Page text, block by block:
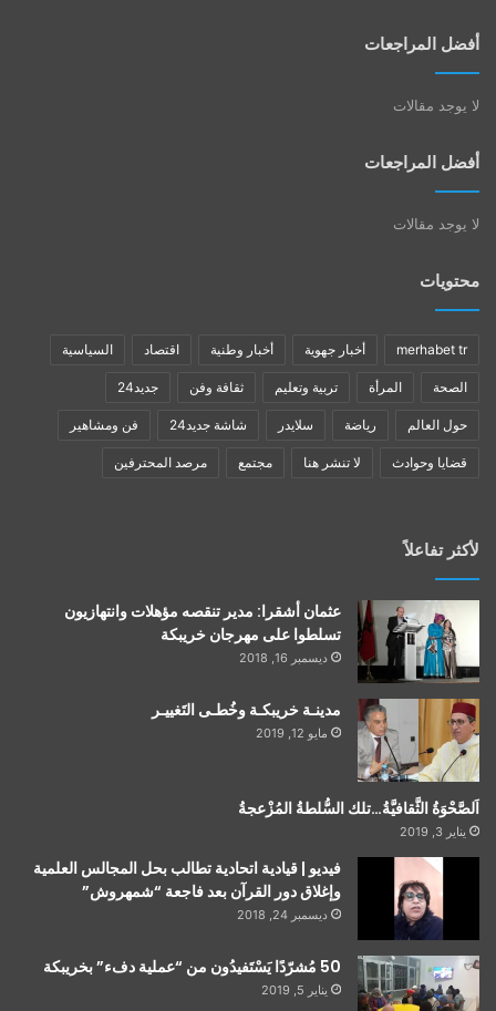
أفضل المراجعات
لا يوجد مقالات
أفضل المراجعات
لا يوجد مقالات
محتويات
merhabet tr أخبار جهوية أخبار وطنية اقتصاد السياسية
الصحة المرأة تربية وتعليم ثقافة وفن جديد24
حول العالم رياضة سلايدر شاشة جديد24 فن ومشاهير
قضايا وحوادث لا تنشر هنا مجتمع مرصد المحترفين
لأكثر تفاعلاً
عثمان أشقرا: مدير تنقصه مؤهلات وانتهازيون
تسلطوا على مهرجان خريبكة
ديسمبر 16, 2018
مدينـة خريبكـة وخُطـى التَغييـر
مايو 12, 2019
اَلصَّحْوَةُ الثَّقافيَّةُ…تلك السُّلطةُ المُزْعجةُ
يناير 3, 2019
فيديو | قيادية اتحادية تطالب بحل المجالس العلمية
وإغلاق دور القرآن بعد فاجعة “شمهروش”
ديسمبر 24, 2018
50 مُشرّدًا يَسْتَفيدُون من “عملية دفء” بخريبكة
يناير 5, 2019